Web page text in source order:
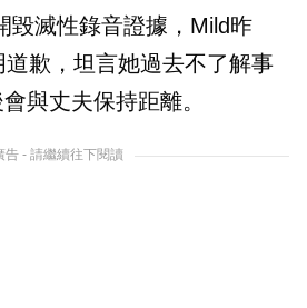
毀滅性錄音證據，Mild昨
道歉，坦言她過去不了解事
與丈夫保持距離。
告 - 請繼續往下閱讀